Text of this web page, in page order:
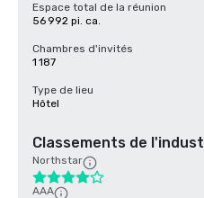
Espace total de la réunion
56 992 pi. ca.
Chambres d'invités
1 187
Type de lieu
Hôtel
Classements de
Northstar
AAA